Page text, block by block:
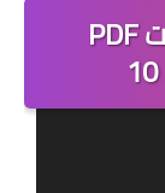
كيفية تغيير مشغل ملفات PDF